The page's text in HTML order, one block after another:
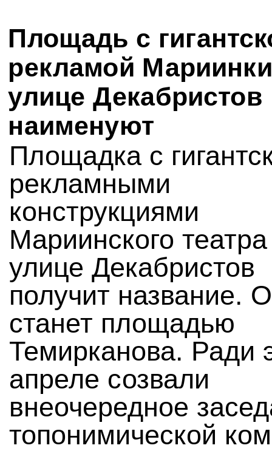
Площадь с
рекламой
улице Декабристов
наименуют
Площадка с
рекламными
конструкциями
Мариинского
улице Декабристов
получит название.
станет площадью
Темирканова. Ради
апреле созвали
внеочередное
топонимической